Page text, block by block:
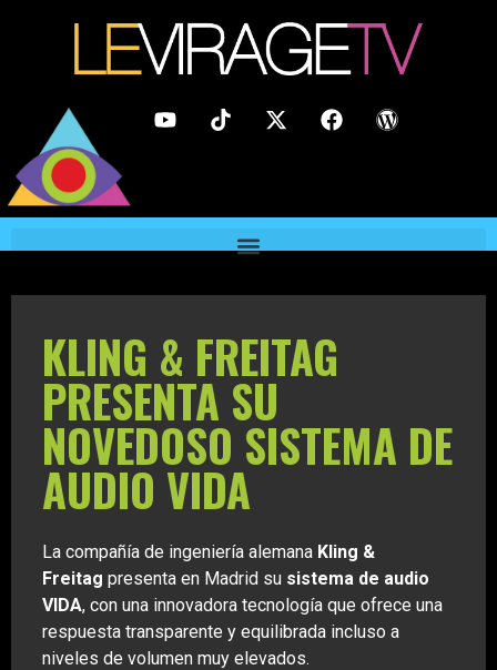
KLING & FREITAG
PRESENTA SU
NOVEDOSO SISTEMA DE
AUDIO VIDA
La compañía de ingeniería alemana Kling &
Freitag presenta en Madrid su sistema de audio
VIDA, con una innovadora tecnología que ofrece una
respuesta transparente y equilibrada incluso a
niveles de volumen muy elevados.